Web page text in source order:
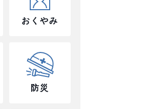
おくやみ
防災